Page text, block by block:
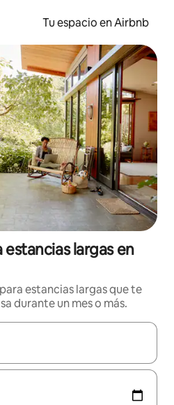
Tu espacio en Airbnb
largas en
estancias largas que te
durante un mes o más.
disponibles, podrás navegar